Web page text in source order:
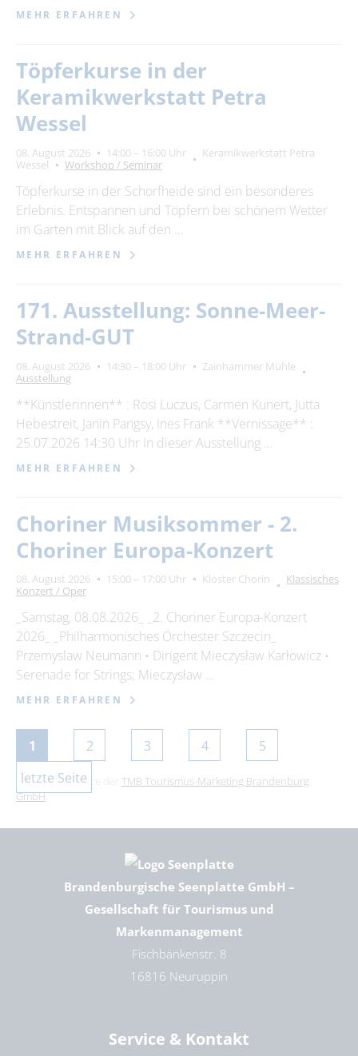
MEHR ERFAHREN
Töpferkurse in der
Keramikwerkstatt Petra
Wessel
08. August 2026 14:00 – 16:00 Uhr
Keramikwerkstatt Petra
Wessel
Workshop / Seminar
Töpferkurse in der Schorfheide sind ein besonderes
Erlebnis. Entspannen und Töpfern bei schönem Wetter
im Garten mit Blick auf den …
MEHR ERFAHREN
171. Ausstellung: Sonne-Meer-
Strand-GUT
08. August 2026 14:30 – 18:00 Uhr
Zainhammer Mühle
Ausstellung
**Künstlerinnen** : Rosi Luczus, Carmen Kunert, Jutta
Hebestreit, Janin Pangsy, Ines Frank **Vernissage** :
25.07.2026 14:30 Uhr In dieser Ausstellung …
MEHR ERFAHREN
Choriner Musiksommer - 2.
Choriner Europa-Konzert
08. August 2026 15:00 – 17:00 Uhr Kloster Chorin
Klassisches
Konzert / Oper
_Samstag, 08.08.2026_ _2. Choriner Europa-Konzert
2026_ _Philharmonisches Orchester Szczecin_
Przemyslaw Neumann • Dirigent Mieczysław Karłowicz •
Serenade for Strings; Mieczysław …
MEHR ERFAHREN
1 2 3 4
5
letzte Seite
Dies ist ein Service der TMB Tourismus-Marketing Brandenburg
GmbH.
Brandenburgische Seenplatte GmbH –
Gesellschaft für Tourismus und
Markenmanagement
Fischbänkenstr. 8
16816 Neuruppin
Service & Kontakt